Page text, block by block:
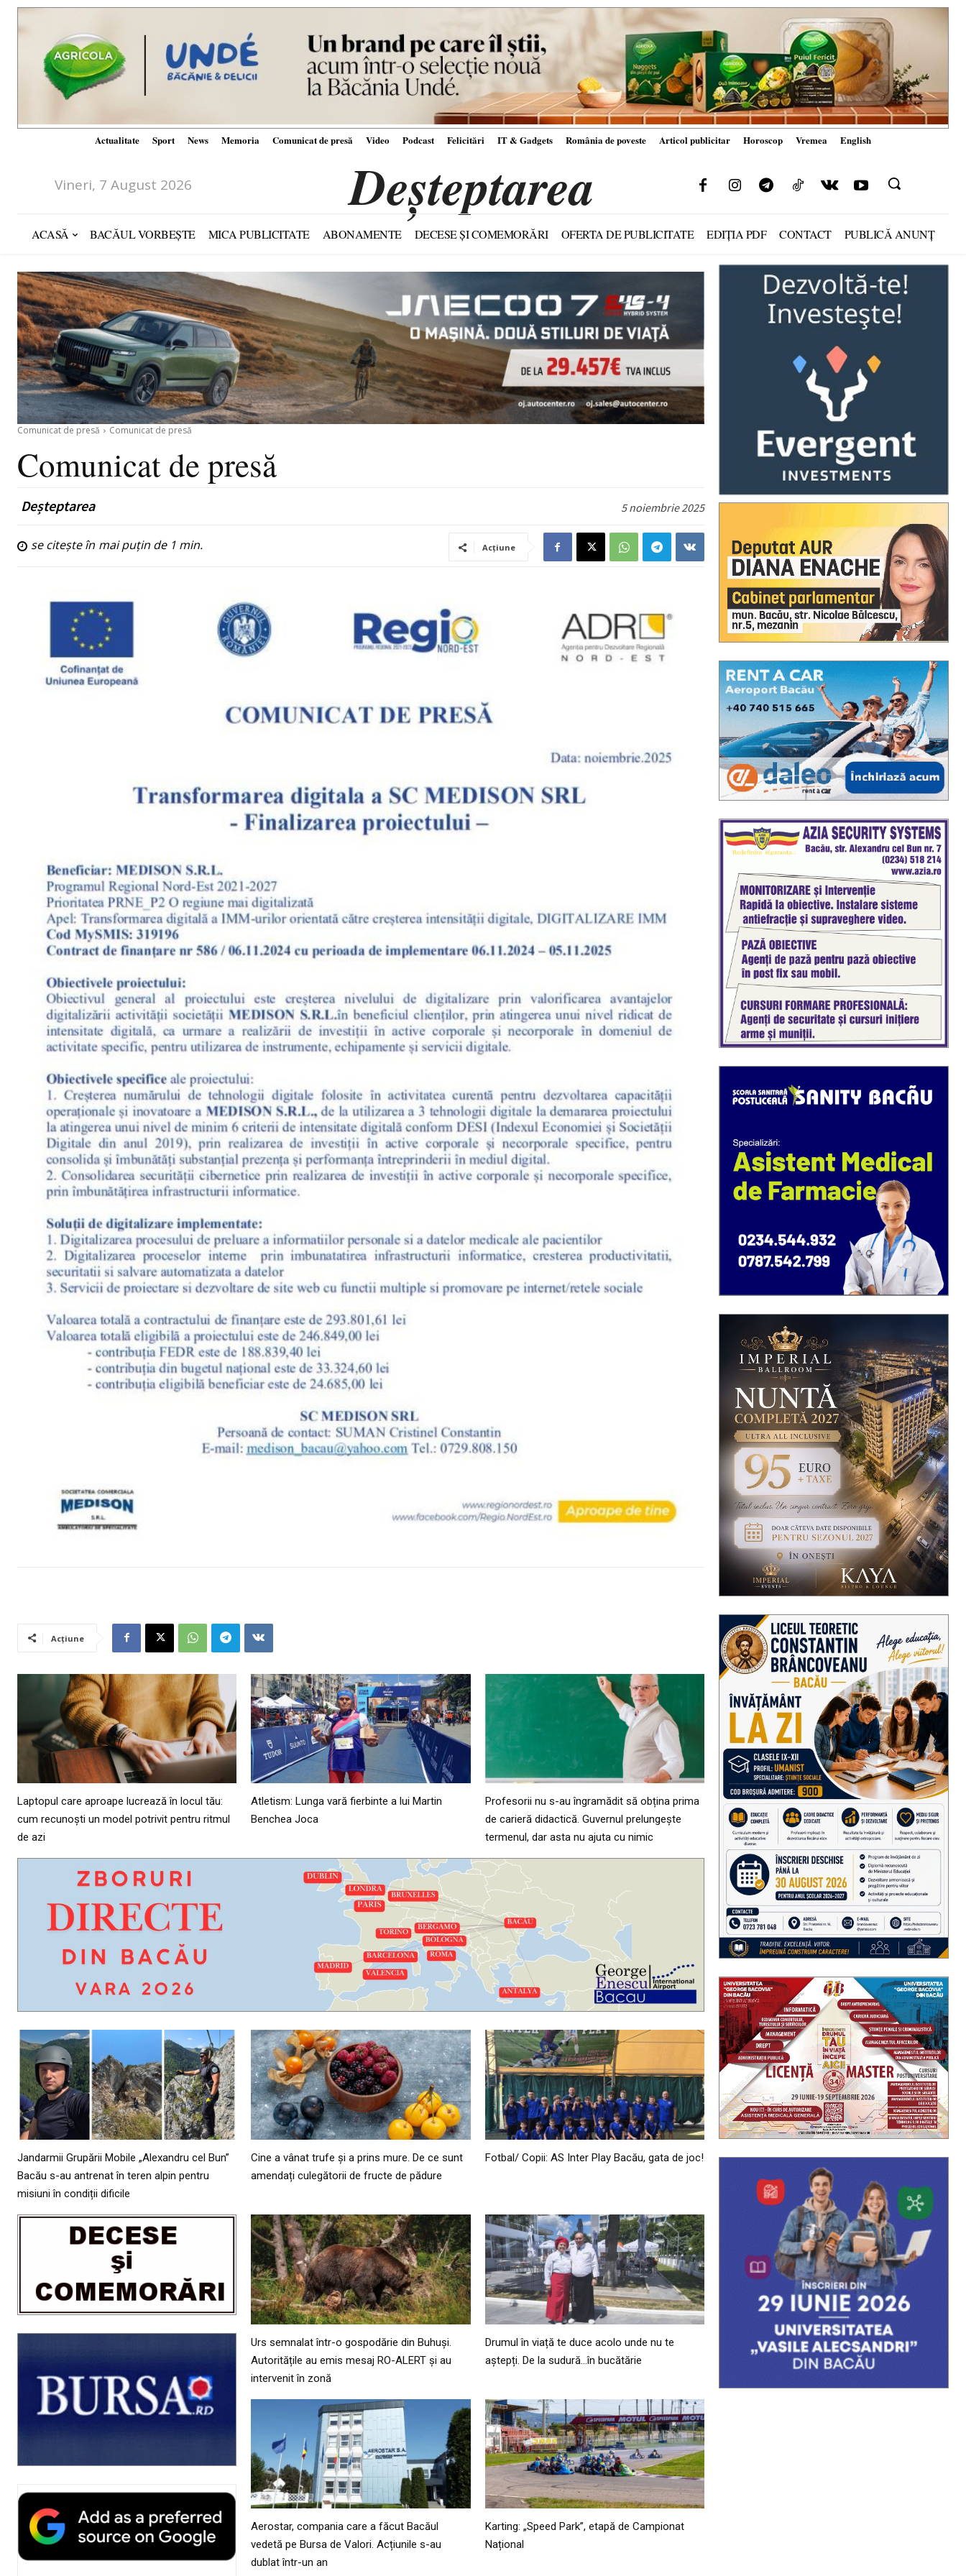
Actualitate Sport News Memoria Comunicat de presă Video Podcast Felicitări IT & Gadgets România de poveste Articol publicitar Horoscop Vremea English
Vineri, 7 August 2026 Deșteptarea
ACASĂ BACĂUL VORBEȘTE MICA PUBLICITATE ABONAMENTE DECESE ȘI COMEMORĂRI OFERTA DE PUBLICITATE EDIȚIA PDF CONTACT PUBLICĂ ANUNȚ
Comunicat de presă Comunicat de presă
Comunicat de presă
Deșteptarea 5 noiembrie 2025
se citește în mai puțin de 1 min. Acțiune
Acțiune
Laptopul care aproape lucrează în locul tău:
cum recunoști un model potrivit pentru ritmul
de azi
Atletism: Lunga vară fierbinte a lui Martin
Benchea Joca
Profesorii nu s-au îngramădit să obțina prima
de carieră didactică. Guvernul prelungește
termenul, dar asta nu ajuta cu nimic
Jandarmii Grupării Mobile „Alexandru cel Bun”
Bacău s-au antrenat în teren alpin pentru
misiuni în condiții dificile
Cine a vânat trufe și a prins mure. De ce sunt
amendați culegătorii de fructe de pădure
Fotbal/ Copii: AS Inter Play Bacău, gata de joc!
Urs semnalat într-o gospodărie din Buhuși.
Autoritățile au emis mesaj RO-ALERT și au
intervenit în zonă
Drumul în viață te duce acolo unde nu te
aștepți. De la sudură…în bucătărie
Aerostar, compania care a făcut Bacăul
vedetă pe Bursa de Valori. Acțiunile s-au
dublat într-un an
Karting: „Speed Park”, etapă de Campionat
Național